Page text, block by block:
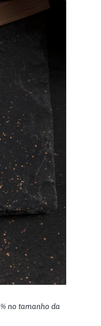
no tamanho da